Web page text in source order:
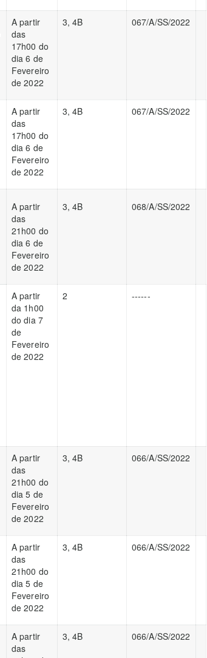
A partir
das
17h00 do
dia 6 de
Fevereiro
de 2022
3, 4B 067/A/SS/2022
A partir
das
17h00 do
dia 6 de
Fevereiro
de 2022
3, 4B 067/A/SS/2022
A partir
das
21h00 do
dia 6 de
Fevereiro
de 2022
3, 4B 068/A/SS/2022
A partir
da 1h00
do dia 7
de
Fevereiro
de 2022
2 ------
A partir
das
21h00 do
dia 5 de
Fevereiro
de 2022
3, 4B 066/A/SS/2022
A partir
das
21h00 do
dia 5 de
Fevereiro
de 2022
3, 4B 066/A/SS/2022
A partir
das
3, 4B 066/A/SS/2022